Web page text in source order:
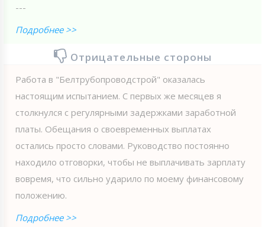
---
Подробнее >>
Отрицательные стороны
Работа в "Белтрубопроводстрой" оказалась
настоящим испытанием. С первых же месяцев я
столкнулся с регулярными задержками заработной
платы. Обещания о своевременных выплатах
остались просто словами. Руководство постоянно
находило отговорки, чтобы не выплачивать зарплату
вовремя, что сильно ударило по моему финансовому
положению.
Подробнее >>